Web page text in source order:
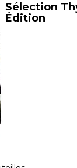
Sélection
Édition